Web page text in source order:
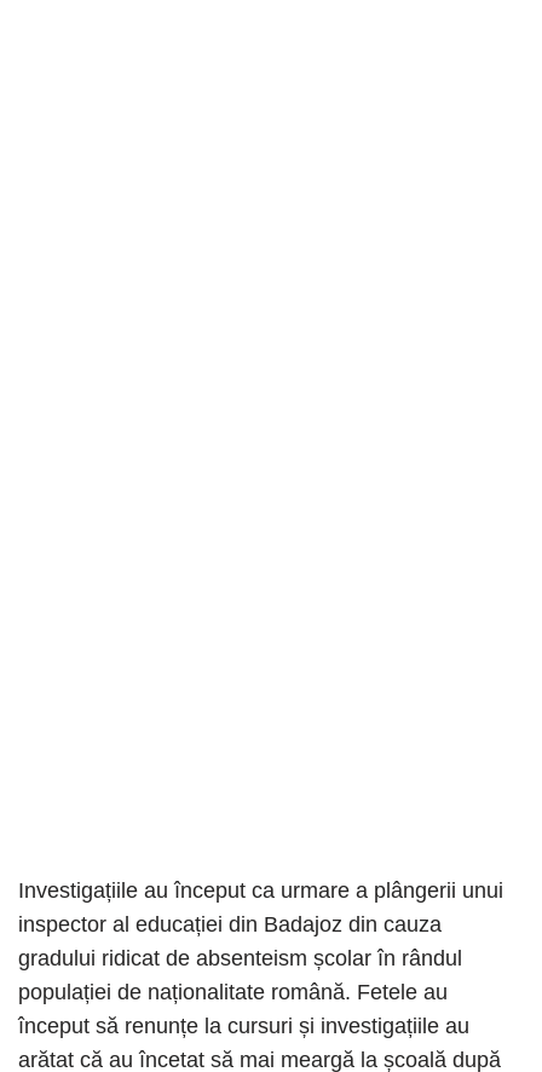
Investigațiile au început ca urmare a plângerii unui
inspector al educației din Badajoz din cauza
gradului ridicat de absenteism școlar în rândul
populației de naționalitate română. Fetele au
început să renunțe la cursuri și investigațiile au
arătat că au încetat să mai meargă la școală după